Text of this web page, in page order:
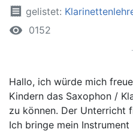
receipt gelistet:
remove_red_eye 0152
Hallo, ich würde mich
Kindern das Saxophon /
zu können. Der Unterricht
Ich bringe mein